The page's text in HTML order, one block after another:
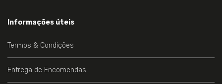
Informações úteis
Termos & Condições
Entrega de Encomendas